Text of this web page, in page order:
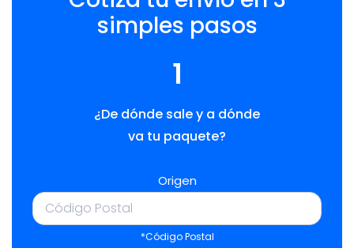
simples pasos
1
¿De dónde sale y a dónde
va tu paquete?
Origen
*Código Postal